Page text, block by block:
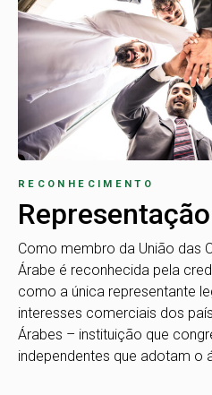
RECONHECIMENTO
Como membro da União das
Árabe é reconhecida pela
como a única representante
interesses comerciais dos
Árabes – instituição que
independentes que adotam